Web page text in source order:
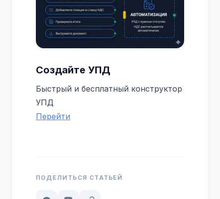
Создайте УПД
Быстрый и бесплатный конструктор
УПД
Перейти
ПОДЕЛИТЬСЯ СТАТЬЕЙ